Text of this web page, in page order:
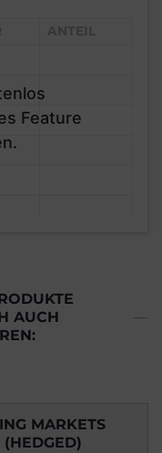
Feature
AUCH
MARKETS